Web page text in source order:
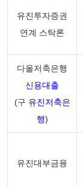
유진투자증권
연계 스탁론
다올저축은행
신용대출
(구 유진저축은
행)
유진대부금융